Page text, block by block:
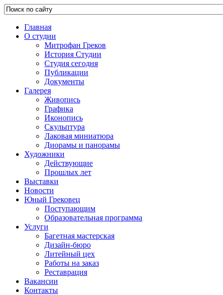
Главная
О студии
Митрофан Греков
История Студии
Студия сегодня
Публикации
Документы
Галерея
Живопись
Графика
Иконопись
Скульптура
Лаковая миниатюра
Диорамы и панорамы
Художники
Действующие
Прошлых лет
Выставки
Новости
Юный Грековец
Поступающим
Образовательная программа
Услуги
Багетная мастерская
Дизайн-бюро
Литейный цех
Работы на заказ
Реставрация
Вакансии
Контакты